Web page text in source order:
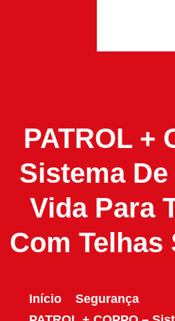
PATROL +
Sistema
Vida Para
Com Telhas
Início
Segurança